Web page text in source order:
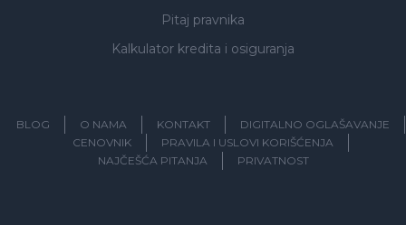
Pitaj pravnika
Kalkulator kredita i osiguranja
BLOG O NAMA KONTAKT
DIGITALNO OGLAŠAVANJE
CENOVNIK
PRAVILA I USLOVI KORIŠĆENJA
NAJČEŠĆA PITANJA
PRIVATNOST